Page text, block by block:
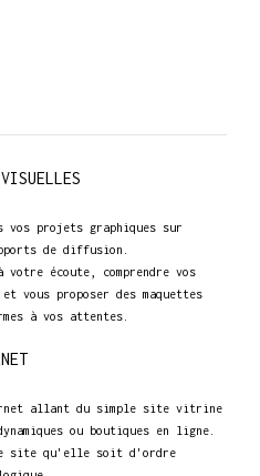
projets graphiques sur
de diffusion.
écoute, comprendre vos
vous proposer des maquettes
à vos attentes.
allant du simple site vitrine
ou boutiques en ligne.
site qu'elle soit d'ordre